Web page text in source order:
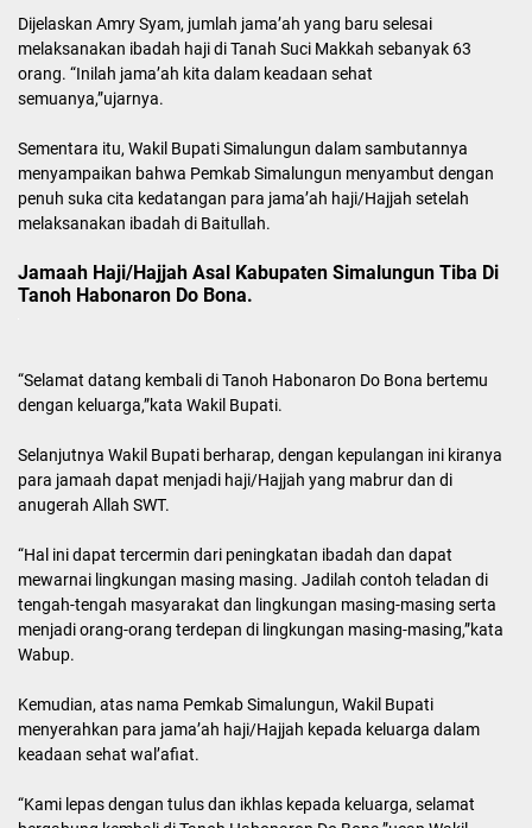
Dijelaskan Amry Syam, jumlah jama’ah yang baru selesai
melaksanakan ibadah haji di Tanah Suci Makkah sebanyak 63
orang. “Inilah jama’ah kita dalam keadaan sehat
semuanya,”ujarnya.
Sementara itu, Wakil Bupati Simalungun dalam sambutannya
menyampaikan bahwa Pemkab Simalungun menyambut dengan
penuh suka cita kedatangan para jama’ah haji/Hajjah setelah
melaksanakan ibadah di Baitullah.
Jamaah Haji/Hajjah Asal Kabupaten Simalungun Tiba Di
Tanoh Habonaron Do Bona.
“Selamat datang kembali di Tanoh Habonaron Do Bona bertemu
dengan keluarga,”kata Wakil Bupati.
Selanjutnya Wakil Bupati berharap, dengan kepulangan ini kiranya
para jamaah dapat menjadi haji/Hajjah yang mabrur dan di
anugerah Allah SWT.
“Hal ini dapat tercermin dari peningkatan ibadah dan dapat